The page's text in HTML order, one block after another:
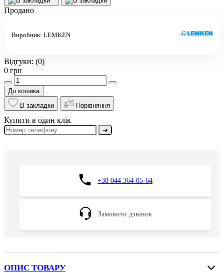
Продано
Виробник: LEMKEN
Відгуки: (0)
0 грн
До кошика
В закладки
Порівняння
Купити в один клік
➔
+38 044 364-05-64
Замовити дзвінок
ОПИС ТОВАРУ